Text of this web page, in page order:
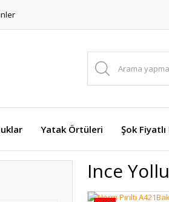
Yatak Örtüleri Şok Fiyatlı
Ince